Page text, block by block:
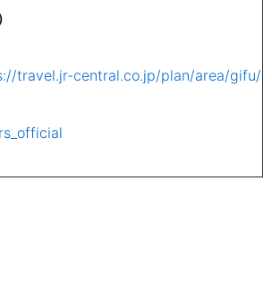
travel.jr-central.co.jp/plan/area/gifu/